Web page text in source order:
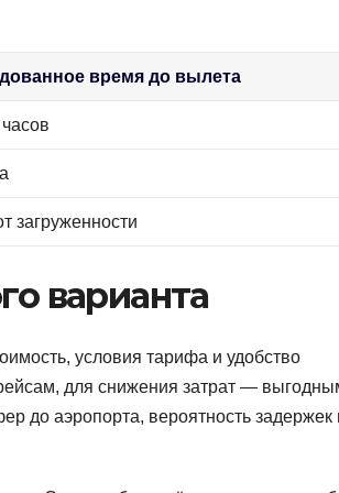
время до вылета
загруженности
варианта
условия тарифа и удобство
для снижения затрат —
до аэропорта, вероятность задержек